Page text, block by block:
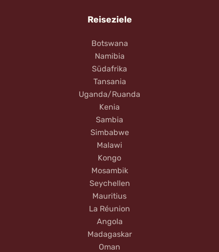
Reiseziele
Botswana
Namibia
Südafrika
Tansania
Uganda/Ruanda
Kenia
Sambia
Simbabwe
Malawi
Kongo
Mosambik
Seychellen
Mauritius
La Réunion
Angola
Madagaskar
Oman